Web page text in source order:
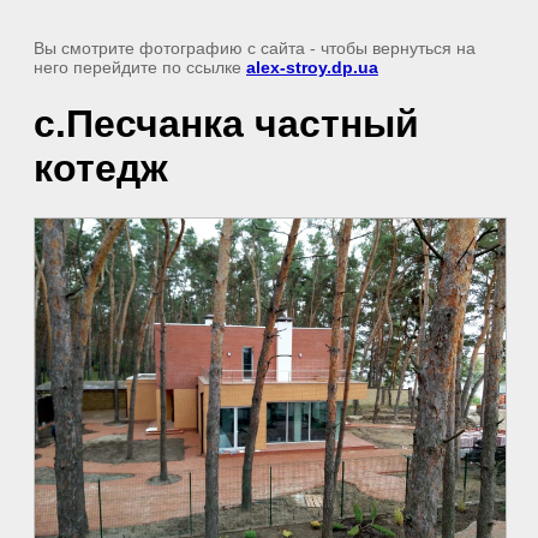
Вы смотрите фотографию с сайта - чтобы вернуться на
него перейдите по ссылке alex-stroy.dp.ua
с.Песчанка частный
котедж